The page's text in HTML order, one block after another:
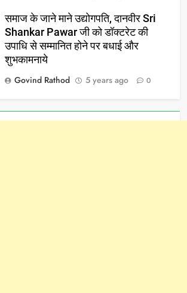
समाज के जाने माने उद्योगपति, दानवीर Sri
Shankar Pawar जी को डॉक्टरेट की
उपाधि से सम्मानित होने पर बधाई और
शुभकामनाये
Govind Rathod
5 years ago 0